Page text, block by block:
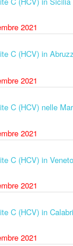
2021
C (HCV) in
2021
C (HCV) nelle
2021
C (HCV) in Veneto
2021
C (HCV) in
2021